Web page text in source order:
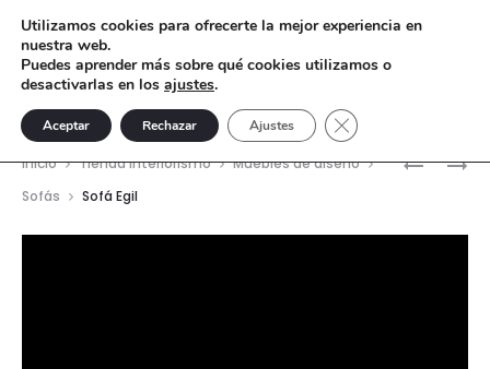
JAULA
TORSO
Inicio Tienda interiorismo
Muebles de diseño
Sofás
Sofá Egil
Utilizamos cookies para ofrecerte la mejor experiencia en
nuestra web.
Puedes aprender más sobre qué cookies utilizamos o
desactivarlas en los ajustes.
Aceptar Rechazar Ajustes Cerrar el banner de